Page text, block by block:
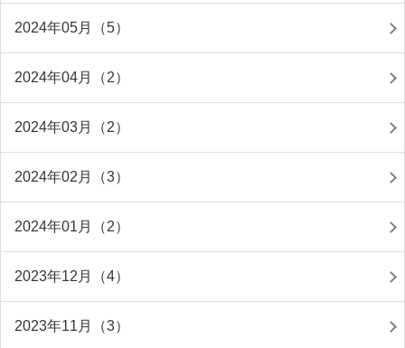
2024年05月（5）
2024年04月（2）
2024年03月（2）
2024年02月（3）
2024年01月（2）
2023年12月（4）
2023年11月（3）